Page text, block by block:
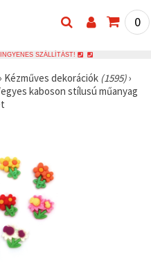
0
SZÁLLÍTÁST!
› Kézműves dekorációk (1595)›
kaboson stílusú műanyag